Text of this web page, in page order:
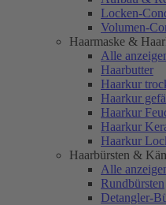
Locken-
Volumen-
Haarmaske &
Alle
Haarbutter
Haarkur
Haarkur
Haarkur
Haarkur
Haarkur
Haarbürsten &
Alle
Rundbürsten
Detangler-